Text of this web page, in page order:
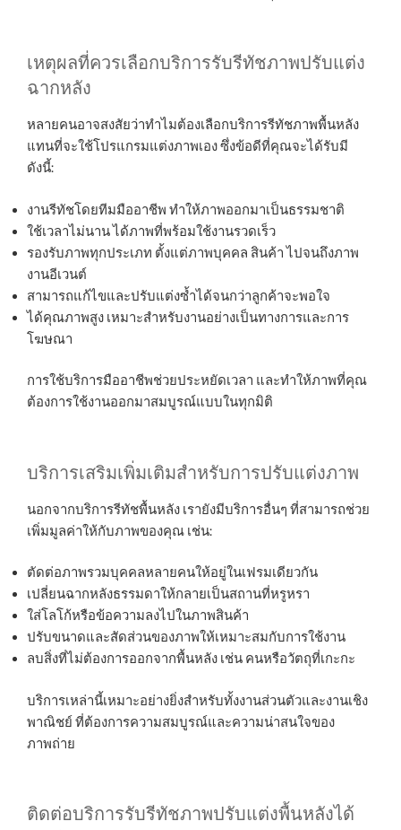
เหตุผลที่ควรเลือกบริการรับรีทัชภาพปรับแต่ง
ฉากหลัง
หลายคนอาจสงสัยว่าทำไมต้องเลือกบริการรีทัชภาพพื้นหลัง
แทนที่จะใช้โปรแกรมแต่งภาพเอง ซึ่งข้อดีที่คุณจะได้รับมี
ดังนี้:
งานรีทัชโดยทีมมืออาชีพ ทำให้ภาพออกมาเป็นธรรมชาติ
ใช้เวลาไม่นาน ได้ภาพที่พร้อมใช้งานรวดเร็ว
รองรับภาพทุกประเภท ตั้งแต่ภาพบุคคล สินค้า ไปจนถึงภาพ
งานอีเวนต์
สามารถแก้ไขและปรับแต่งซ้ำได้จนกว่าลูกค้าจะพอใจ
ได้คุณภาพสูง เหมาะสำหรับงานอย่างเป็นทางการและการ
โฆษณา
การใช้บริการมืออาชีพช่วยประหยัดเวลา และทำให้ภาพที่คุณ
ต้องการใช้งานออกมาสมบูรณ์แบบในทุกมิติ
บริการเสริมเพิ่มเติมสำหรับการปรับแต่งภาพ
นอกจากบริการรีทัชพื้นหลัง เรายังมีบริการอื่นๆ ที่สามารถช่วย
เพิ่มมูลค่าให้กับภาพของคุณ เช่น:
ตัดต่อภาพรวมบุคคลหลายคนให้อยู่ในเฟรมเดียวกัน
เปลี่ยนฉากหลังธรรมดาให้กลายเป็นสถานที่หรูหรา
ใส่โลโก้หรือข้อความลงไปในภาพสินค้า
ปรับขนาดและสัดส่วนของภาพให้เหมาะสมกับการใช้งาน
ลบสิ่งที่ไม่ต้องการออกจากพื้นหลัง เช่น คนหรือวัตถุที่เกะกะ
บริการเหล่านี้เหมาะอย่างยิ่งสำหรับทั้งงานส่วนตัวและงานเชิง
พาณิชย์ ที่ต้องการความสมบูรณ์และความน่าสนใจของ
ภาพถ่าย
ติดต่อบริการรับรีทัชภาพปรับแต่งพื้นหลังได้